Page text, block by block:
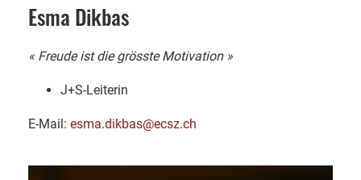
Esma Dikbas
« Freude ist die grösste Motivation »
J+S-Leiterin
E-Mail: esma.dikbas@ecsz.ch